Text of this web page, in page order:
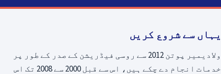
یہاں سے شروع کریں
ولادیمیر پوتن 2012 سے روسی فیڈریشن کے صدر کے طور پر
خدمات انجام دے چکے ہیں، اس سے قبل 2000 سے 2008 تک اس